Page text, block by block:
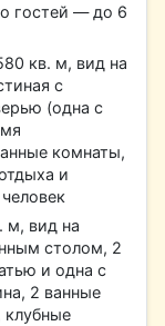
гостей — до 6
кв. м, вид на
с
(одна с
комнаты,
и
м, вид на
столом, 2
и одна с
2 ванные
клубные